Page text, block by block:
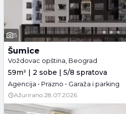
5
Šumice
Voždovac opština, Beograd
59m² | 2 sobe | 5/8 spratova
Agencija • Prazno • Garaža i parking
Ažurirano 28.07.2026.